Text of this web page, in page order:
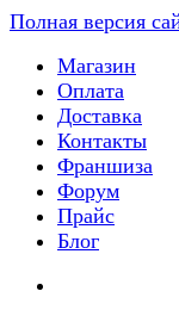
Полная версия
Магазин
Оплата
Доставка
Контакты
Франшиза
Форум
Прайс
Блог